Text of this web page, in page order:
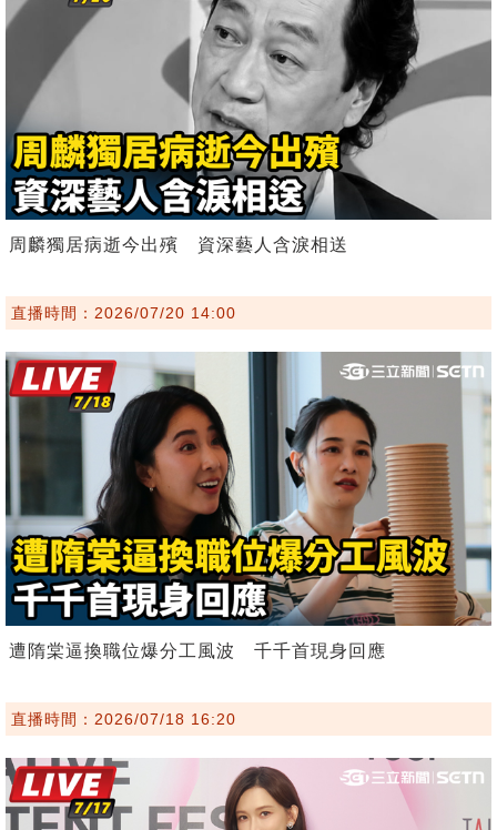
周麟獨居病逝今出殯 資深藝人含淚相送
直播時間：2026/07/20 14:00
遭隋棠逼換職位爆分工風波 千千首現身回應
直播時間：2026/07/18 16:20